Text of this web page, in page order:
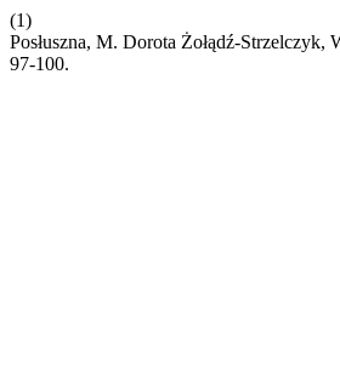
(1)
Posłuszna, M. Dorota Żołądź-
97-100.